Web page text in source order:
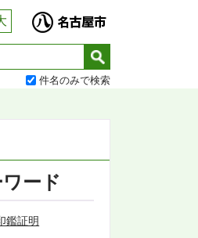
件名のみで検索
ード
鑑証明